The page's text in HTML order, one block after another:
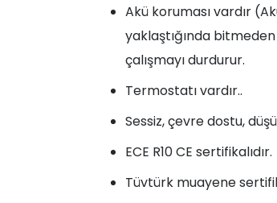
Akü koruması vardır
yaklaştığında
çalışmayı durdurur.
Termostatı vardır..
Sessiz, çevre dostu,
ECE R10 CE sertifikalıdır.
Tüvtürk muayene